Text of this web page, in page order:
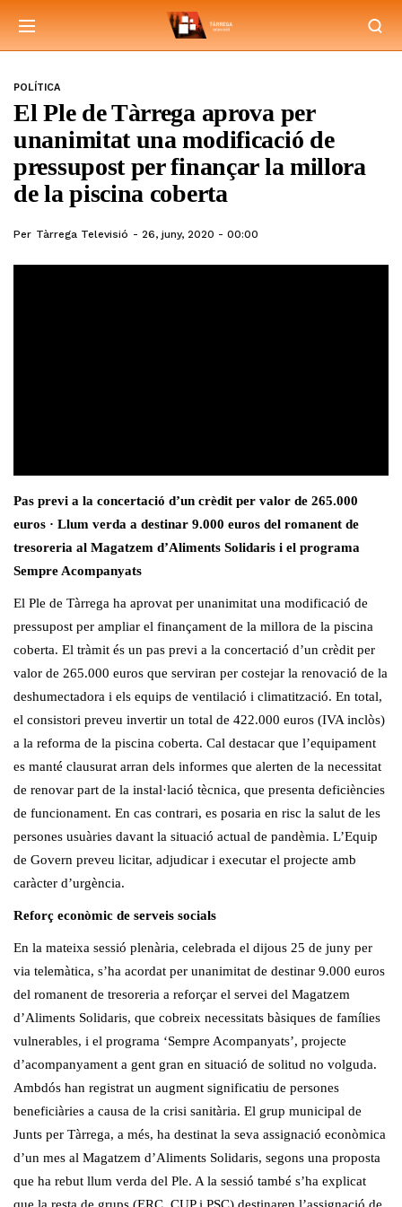
POLÍTICA
El Ple de Tàrrega aprova per
unanimitat una modificació de
pressupost per finançar la millora
de la piscina coberta
Per Tàrrega Televisió 26, juny, 2020 - 00:00
Pas previ a la concertació d’un crèdit per valor de 265.000
euros · Llum verda a destinar 9.000 euros del romanent de
tresoreria al Magatzem d’Aliments Solidaris i el programa
Sempre Acompanyats
El Ple de Tàrrega ha aprovat per unanimitat una modificació de
pressupost per ampliar el finançament de la millora de la piscina
coberta. El tràmit és un pas previ a la concertació d’un crèdit per
valor de 265.000 euros que serviran per costejar la renovació de la
deshumectadora i els equips de ventilació i climatització. En total,
el consistori preveu invertir un total de 422.000 euros (IVA inclòs)
a la reforma de la piscina coberta. Cal destacar que l’equipament
es manté clausurat arran dels informes que alerten de la necessitat
de renovar part de la instal·lació tècnica, que presenta deficiències
de funcionament. En cas contrari, es posaria en risc la salut de les
persones usuàries davant la situació actual de pandèmia. L’Equip
de Govern preveu licitar, adjudicar i executar el projecte amb
caràcter d’urgència.
Reforç econòmic de serveis socials
En la mateixa sessió plenària, celebrada el dijous 25 de juny per
via telemàtica, s’ha acordat per unanimitat de destinar 9.000 euros
del romanent de tresoreria a reforçar el servei del Magatzem
d’Aliments Solidaris, que cobreix necessitats bàsiques de famílies
vulnerables, i el programa ‘Sempre Acompanyats’, projecte
d’acompanyament a gent gran en situació de solitud no volguda.
Ambdós han registrat un augment significatiu de persones
beneficiàries a causa de la crisi sanitària. El grup municipal de
Junts per Tàrrega, a més, ha destinat la seva assignació econòmica
d’un mes al Magatzem d’Aliments Solidaris, segons una proposta
que ha rebut llum verda del Ple. A la sessió també s’ha explicat